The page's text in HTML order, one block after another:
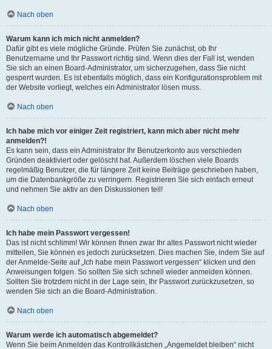
Nach oben
Warum kann ich mich nicht anmelden?
Dafür gibt es viele mögliche Gründe. Prüfen Sie zunächst, ob Ihr
Benutzername und Ihr Passwort richtig sind. Wenn dies der Fall ist, wenden
Sie sich an einen Board-Administrator, um sicherzugehen, dass Sie nicht
gesperrt wurden. Es ist ebenfalls möglich, dass ein Konfigurationsproblem mit
der Website vorliegt, welches ein Administrator lösen muss.
Nach oben
Ich habe mich vor einiger Zeit registriert, kann mich aber nicht mehr
anmelden?!
Es kann sein, dass ein Administrator Ihr Benutzerkonto aus verschieden
Gründen deaktiviert oder gelöscht hat. Außerdem löschen viele Boards
regelmäßig Benutzer, die für längere Zeit keine Beiträge geschrieben haben,
um die Datenbankgröße zu verringern. Registrieren Sie sich einfach erneut
und nehmen Sie aktiv an den Diskussionen teil!
Nach oben
Ich habe mein Passwort vergessen!
Das ist nicht schlimm! Wir können Ihnen zwar Ihr altes Passwort nicht wieder
mitteilen, Sie können es jedoch zurücksetzen. Dies machen Sie, indem Sie auf
der Anmelde-Seite auf „Ich habe mein Passwort vergessen“ klicken und den
Anweisungen folgen. So sollten Sie sich schnell wieder anmelden können.
Sollten Sie trotzdem nicht in der Lage sein, Ihr Passwort zurückzusetzen, so
wenden Sie sich an die Board-Administration.
Nach oben
Warum werde ich automatisch abgemeldet?
Wenn Sie beim Anmelden das Kontrollkästchen „Angemeldet bleiben“ nicht